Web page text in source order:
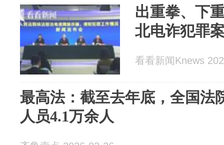
出重拳、下
北电诈犯罪
看看新闻Knews
最高法：截至去年底，全国法
人员4.1万余人